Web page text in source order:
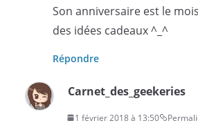
Son anniversaire est le
des idées cadeaux ^_^
Répondre
Carnet_des_geekeries
1 février 2018 à 13:50